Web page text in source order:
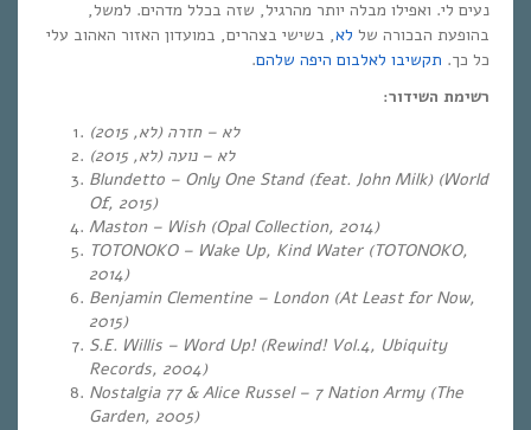
נעים לי. ואפילו מבלה יותר מהרגיל, שזה בכלל מדהים. למשל,
בהופעת הבכורה של לא, בשישי בצהרים, במועדון האזור האהוב עלי
כל כך. תקשיבו לאלבום היפה שלהם.
רשימת השידור:
(לא – חזרה (לא, 2015
(לא – נועה (לא, 2015
Blundetto – Only One Stand (feat. John Milk) (World
Of, 2015)
Maston – Wish (Opal Collection, 2014)
TOTONOKO – Wake Up, Kind Water (TOTONOKO,
2014)
Benjamin Clementine – London (At Least for Now,
2015)
S.E. Willis – Word Up! (Rewind! Vol.4, Ubiquity
Records, 2004)
Nostalgia 77 & Alice Russel – 7 Nation Army (The
Garden, 2005)